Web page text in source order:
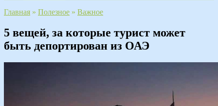
Главная » Полезное » Важное
5 вещей, за которые турист может
быть депортирован из ОАЭ